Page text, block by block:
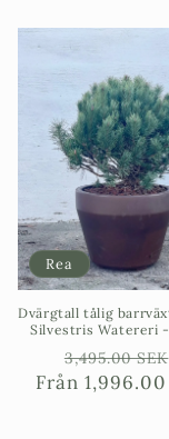
Rea
Dvärgtall tålig
Silvestris Watereri -
Ordinarie
pris
3,495.00 SEK
Från1,996.00